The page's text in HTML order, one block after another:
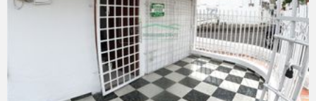
VER DETALLES